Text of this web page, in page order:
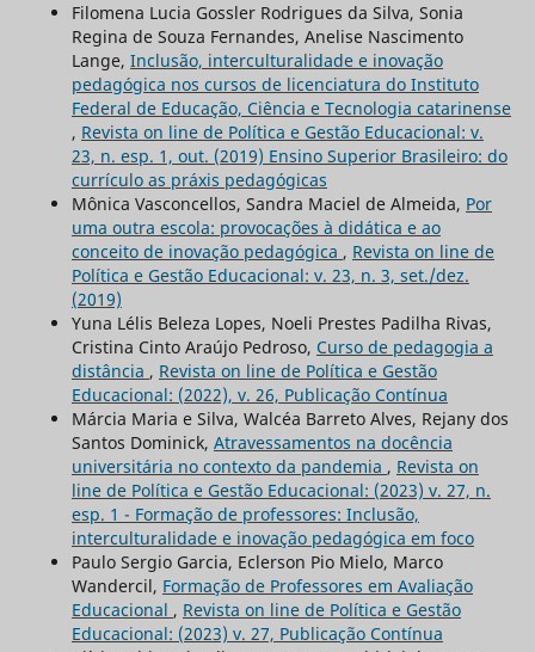
Filomena Lucia Gossler Rodrigues da Silva, Sonia
Regina de Souza Fernandes, Anelise Nascimento
Lange, Inclusão, interculturalidade e inovação
pedagógica nos cursos de licenciatura do Instituto
Federal de Educação, Ciência e Tecnologia catarinense
, Revista on line de Política e Gestão Educacional: v.
23, n. esp. 1, out. (2019) Ensino Superior Brasileiro: do
currículo as práxis pedagógicas
Mônica Vasconcellos, Sandra Maciel de Almeida, Por
uma outra escola: provocações à didática e ao
conceito de inovação pedagógica , Revista on line de
Política e Gestão Educacional: v. 23, n. 3, set./dez.
(2019)
Yuna Lélis Beleza Lopes, Noeli Prestes Padilha Rivas,
Cristina Cinto Araújo Pedroso, Curso de pedagogia a
distância , Revista on line de Política e Gestão
Educacional: (2022), v. 26, Publicação Contínua
Márcia Maria e Silva, Walcéa Barreto Alves, Rejany dos
Santos Dominick, Atravessamentos na docência
universitária no contexto da pandemia , Revista on
line de Política e Gestão Educacional: (2023) v. 27, n.
esp. 1 - Formação de professores: Inclusão,
interculturalidade e inovação pedagógica em foco
Paulo Sergio Garcia, Eclerson Pio Mielo, Marco
Wandercil, Formação de Professores em Avaliação
Educacional , Revista on line de Política e Gestão
Educacional: (2023) v. 27, Publicação Contínua